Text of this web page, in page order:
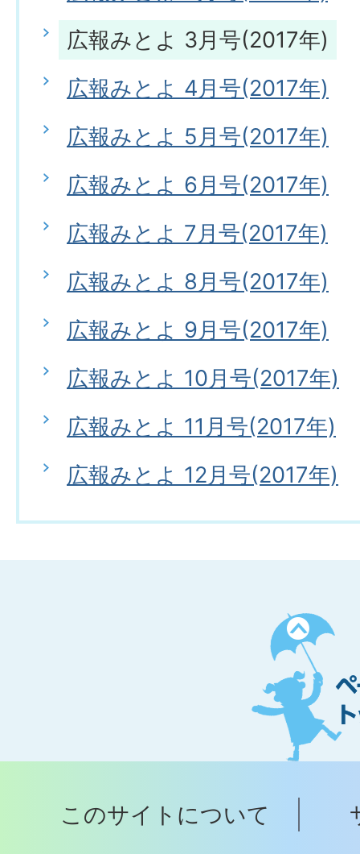
広報みとよ 3月号(2017年)
広報みとよ 4月号(2017年)
広報みとよ 5月号(2017年)
広報みとよ 6月号(2017年)
広報みとよ 7月号(2017年)
広報みとよ 8月号(2017年)
広報みとよ 9月号(2017年)
広報みとよ 10月号(2017年)
広報みとよ 11月号(2017年)
広報みとよ 12月号(2017年)
ペ
ー
ジ
ト
ッ
へ
このサイトについて